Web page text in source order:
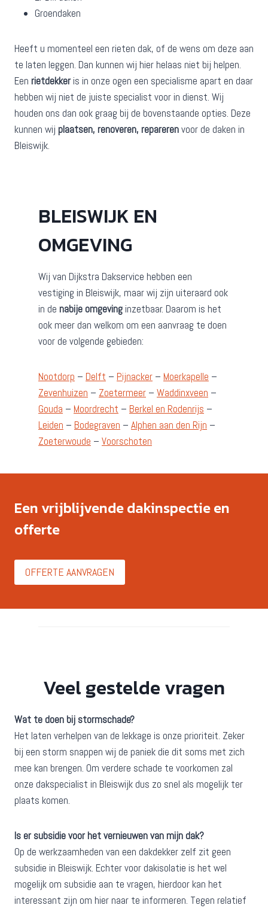
Groendaken
Heeft u momenteel een rieten dak, of de wens om deze aan
te laten leggen. Dan kunnen wij hier helaas niet bij helpen.
Een rietdekker is in onze ogen een specialisme apart en daar
hebben wij niet de juiste specialist voor in dienst. Wij
houden ons dan ook graag bij de bovenstaande opties. Deze
kunnen wij plaatsen, renoveren, reparerenvoor de daken in
Bleiswijk.
BLEISWIJK EN
OMGEVING
Wij van Dijkstra Dakservice hebben een
vestiging in Bleiswijk, maar wij zijn uiteraard ook
in de nabije omgeving inzetbaar. Daarom is het
ook meer dan welkom om een aanvraag te doen
voor de volgende gebieden:
Nootdorp – Delft – Pijnacker – Moerkapelle –
Zevenhuizen – Zoetermeer – Waddinxveen –
Gouda – Moordrecht – Berkel en Rodenrijs –
Leiden – Bodegraven – Alphen aan den Rijn –
Zoeterwoude – Voorschoten
Een vrijblijvende dakinspectie en
offerte
OFFERTE AANVRAGEN
Veel gestelde vragen
Wat te doen bij stormschade?
Het laten verhelpen van de lekkage is onze prioriteit. Zeker
bij een storm snappen wij de paniek die dit soms met zich
mee kan brengen. Om verdere schade te voorkomen zal
onze dakspecialist in Bleiswijk dus zo snel als mogelijk ter
plaats komen.
Is er subsidie voor het vernieuwen van mijn dak?
Op de werkzaamheden van een dakdekker zelf zit geen
subsidie in Bleiswijk. Echter voor dakisolatie is het wel
mogelijk om subsidie aan te vragen, hierdoor kan het
interessant zijn om hier naar te informeren. Tegen relatief